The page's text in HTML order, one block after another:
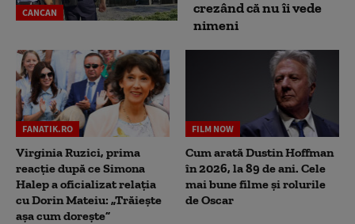
CANCAN
crezând că nu îi vede
nimeni
FANATIK.RO
Virginia Ruzici, prima
reacție după ce Simona
Halep a oficializat relația
cu Dorin Mateiu: „Trăiește
așa cum dorește”
FILM NOW
Cum arată Dustin Hoffman
în 2026, la 89 de ani. Cele
mai bune filme și rolurile
de Oscar